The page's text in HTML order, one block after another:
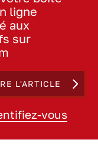
ligne
aux
sur
L'ARTICLE
vous